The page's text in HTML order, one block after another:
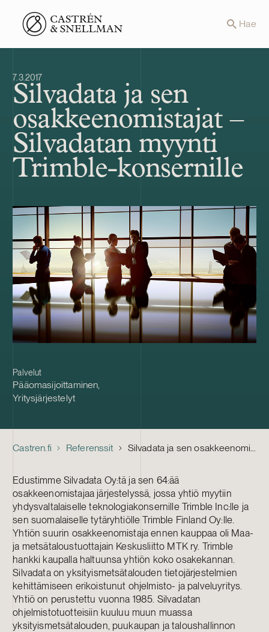
Front page Hae
7.3.2017
Silvadata ja sen
osakkeenomistajat –
Silvadatan myynti
Trimble-konsernille
Palvelut
Pääomasijoittaminen,
Yritysjärjestelyt
Castren.fi Referenssit Silvadata ja sen osakkeenomistajat – Silvadatan myynti Trimble-konsernille
Edustimme Silvadata Oy:tä ja sen 64:ää
osakkeenomistajaa järjestelyssä, jossa yhtiö myytiin
yhdysvaltalaiselle teknologiakonsernille Trimble Inc:lle ja
sen suomalaiselle tytäryhtiölle Trimble Finland Oy:lle.
Yhtiön suurin osakkeenomistaja ennen kauppaa oli Maa-
ja metsätaloustuottajain Keskusliitto MTK ry. Trimble
hankki kaupalla haltuunsa yhtiön koko osakekannan.
Silvadata on yksityismetsätalouden tietojärjestelmien
kehittämiseen erikoistunut ohjelmisto- ja palveluyritys.
Yhtiö on perustettu vuonna 1985. Silvadatan
ohjelmistotuotteisiin kuuluu muun muassa
yksityismetsätalouden, puukaupan ja taloushallinnon